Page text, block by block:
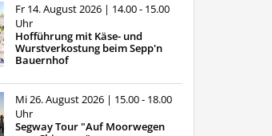
Fr 14. August 2026 | 14.00 - 15.00
Uhr
Hofführung mit Käse- und
Wurstverkostung beim Sepp'n
Bauernhof
Mi 26. August 2026 | 15.00 - 18.00
Uhr
Segway Tour "Auf Moorwegen